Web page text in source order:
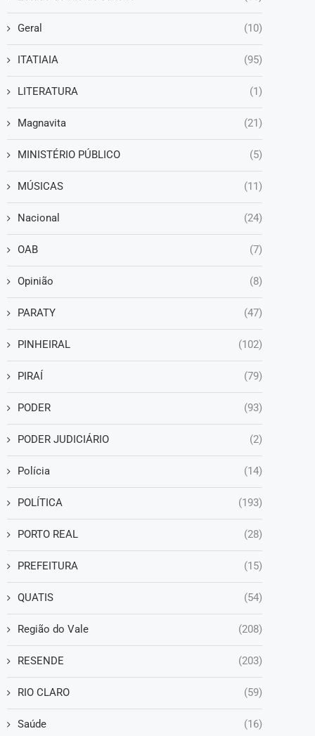
Geral (10)
ITATIAIA (95)
LITERATURA (1)
Magnavita (21)
MINISTÉRIO PÚBLICO (5)
MÚSICAS (11)
Nacional (24)
OAB (7)
Opinião (8)
PARATY (47)
PINHEIRAL (102)
PIRAÍ (79)
PODER (93)
PODER JUDICIÁRIO (2)
Polícia (14)
POLÍTICA (193)
PORTO REAL (28)
PREFEITURA (15)
QUATIS (54)
Região do Vale (208)
RESENDE (203)
RIO CLARO (59)
Saúde (16)